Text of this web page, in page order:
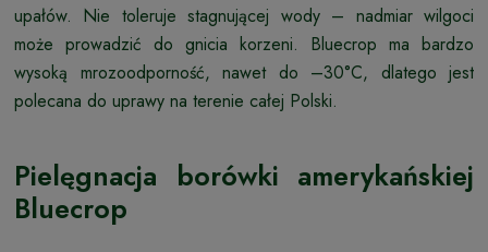
upałów. Nie toleruje stagnującej wody – nadmiar wilgoci
może prowadzić do gnicia korzeni. Bluecrop ma bardzo
wysoką mrozoodporność, nawet do –30°C, dlatego jest
polecana do uprawy na terenie całej Polski.
Pielęgnacja borówki amerykańskiej
Bluecrop